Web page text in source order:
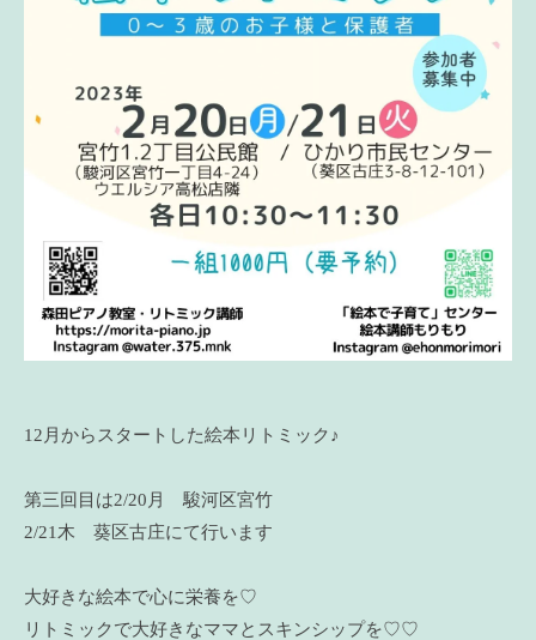
12月からスタートした絵本リトミック♪
第三回目は2/20月 駿河区宮竹
2/21木 葵区古庄にて行います
大好きな絵本で心に栄養を♡
リトミックで大好きなママとスキンシップを♡♡